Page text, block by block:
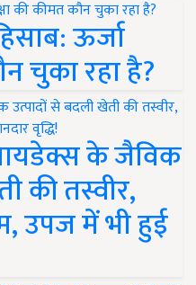
ऊर्जा
चुका रहा है?
के जैविक
की तस्वीर,
उपज में भी हुई